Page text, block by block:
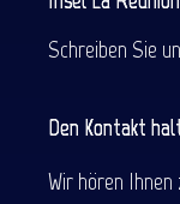
Schreiben Sie
Den Kontakt
Wir hören Ihnen